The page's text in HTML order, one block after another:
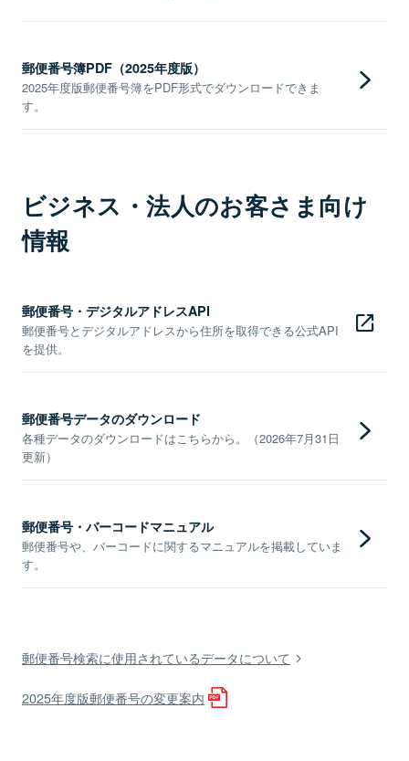
郵便番号簿PDF（2025年度版）
2025年度版郵便番号簿をPDF形式でダウンロードできま
す。
ビジネス・法人のお客さま向け
情報
郵便番号・デジタルアドレスAPI
郵便番号とデジタルアドレスから住所を取得できる公式API
を提供。
郵便番号データのダウンロード
各種データのダウンロードはこちらから。（2026年7月31日
更新）
郵便番号・バーコードマニュアル
郵便番号や、バーコードに関するマニュアルを掲載していま
す。
郵便番号検索に使用されているデータについて
2025年度版郵便番号の変更案内